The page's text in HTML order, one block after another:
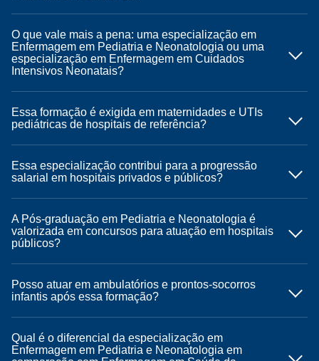
O que vale mais a pena: uma especialização em
Enfermagem em Pediatria e Neonatologia ou uma
especialização em Enfermagem em Cuidados
Intensivos Neonatais?
Essa formação é exigida em maternidades e UTIs
pediátricas de hospitais de referência?
Essa especialização contribui para a progressão
salarial em hospitais privados e públicos?
A Pós-graduação em Pediatria e Neonatologia é
valorizada em concursos para atuação em hospitais
públicos?
Posso atuar em ambulatórios e prontos-socorros
infantis após essa formação?
Qual é o diferencial da especialização em
Enfermagem em Pediatria e Neonatologia em